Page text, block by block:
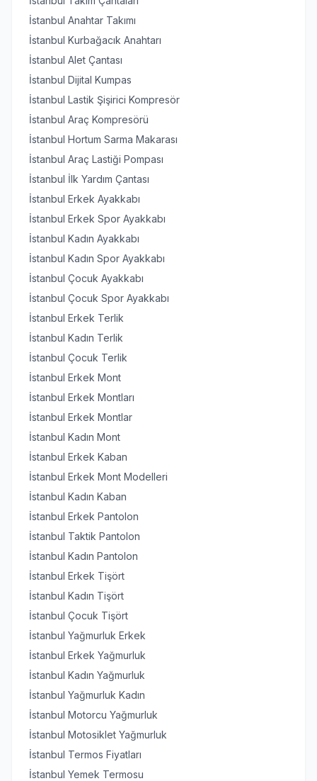
İstanbul Anahtar Takımı
İstanbul Kurbağacık Anahtarı
İstanbul Alet Çantası
İstanbul Dijital Kumpas
İstanbul Lastik Şişirici Kompresör
İstanbul Araç Kompresörü
İstanbul Hortum Sarma Makarası
İstanbul Araç Lastiği Pompası
İstanbul İlk Yardım Çantası
İstanbul Erkek Ayakkabı
İstanbul Erkek Spor Ayakkabı
İstanbul Kadın Ayakkabı
İstanbul Kadın Spor Ayakkabı
İstanbul Çocuk Ayakkabı
İstanbul Çocuk Spor Ayakkabı
İstanbul Erkek Terlik
İstanbul Kadın Terlik
İstanbul Çocuk Terlik
İstanbul Erkek Mont
İstanbul Erkek Montları
İstanbul Erkek Montlar
İstanbul Kadın Mont
İstanbul Erkek Kaban
İstanbul Erkek Mont Modelleri
İstanbul Kadın Kaban
İstanbul Erkek Pantolon
İstanbul Taktik Pantolon
İstanbul Kadın Pantolon
İstanbul Erkek Tişört
İstanbul Kadın Tişört
İstanbul Çocuk Tişört
İstanbul Yağmurluk Erkek
İstanbul Erkek Yağmurluk
İstanbul Kadın Yağmurluk
İstanbul Yağmurluk Kadın
İstanbul Motorcu Yağmurluk
İstanbul Motosiklet Yağmurluk
İstanbul Termos Fiyatları
İstanbul Yemek Termosu